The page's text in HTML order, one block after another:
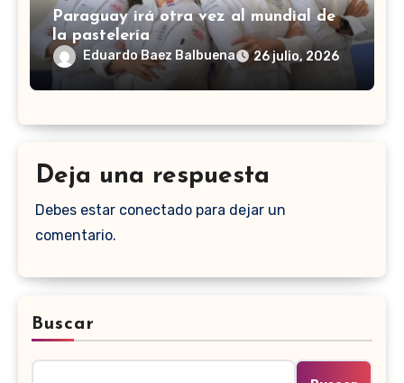
Paraguay irá otra vez al mundial de
la pastelería
Eduardo Baez Balbuena 26 julio, 2026
Deja una respuesta
Debes estar conectado para dejar un
comentario.
Buscar